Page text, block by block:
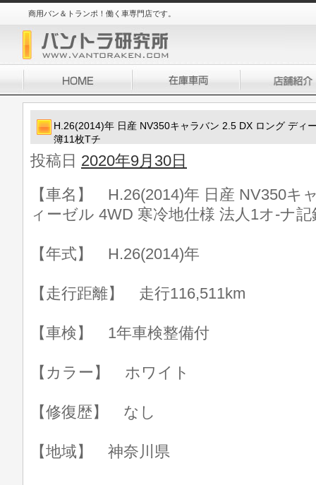
商用バン＆トランポ！働く車専門店です。
H.26(2014)年 日産 NV350キャラバン 2.5 DX ロング ディ
簿11枚Tチ
投稿日 2020年9月30日
【車名】 H.26(2014)年 日産 NV350キ
ィーゼル 4WD 寒冷地仕様 法人1オ-ナ
【年式】 H.26(2014)年
【走行距離】 走行116,511km
【車検】 1年車検整備付
【カラー】 ホワイト
【修復歴】 なし
【地域】 神奈川県